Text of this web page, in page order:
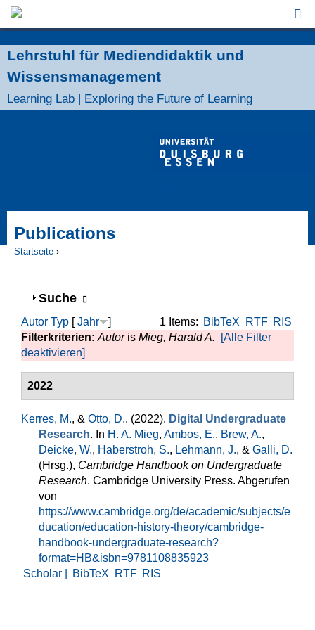
Lehrstuhl für Mediendidaktik und
Wissensmanagement
Learning Lab | Exploring the Future of Learning
Publications
Startseite ›
Anzeigen
Suche
1 Items: BibTeX RTF RIS
Autor Typ [Jahr
]
Filterkriterien: Autoris Mieg, Harald A.
[Alle Filter
deaktivieren]
2022
Kerres, M., & Otto, D.. (2022). Digital Undergraduate
Research. In H. A. Mieg, Ambos, E., Brew, A.,
Deicke, W., Haberstroh, S., Lehmann, J., & Galli, D.
(Hrsg.), Cambridge Handbook on Undergraduate
Research. Cambridge University Press. Abgerufen
von
https://www.cambridge.org/de/academic/subjects/e
ducation/education-history-theory/cambridge-
handbook-undergraduate-research?
format=HB&isbn=9781108835923
Scholar |
BibTeX RTF RIS